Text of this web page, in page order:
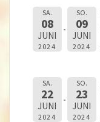
SA.
08
JUNI
2024
SO.
09
JUNI
2024
SA.
22
JUNI
2024
SO.
23
JUNI
2024